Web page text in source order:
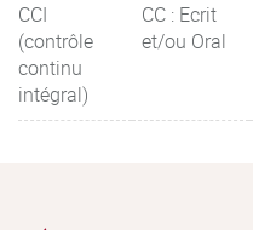
CCI
(contrôle
continu
intégral)
CC : Ecrit
et/ou Oral